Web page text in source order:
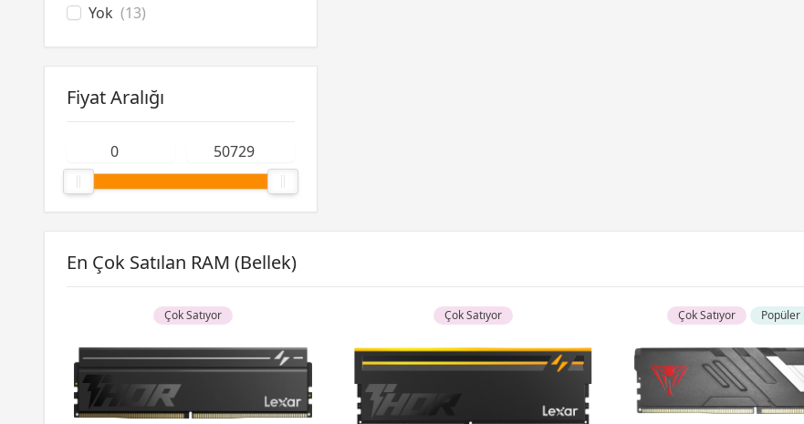
Yok (13)
Fiyat Aralığı
En Çok Satılan RAM (Bellek)
Çok Satıyor Çok Satıyor Çok Satıyor Popüler